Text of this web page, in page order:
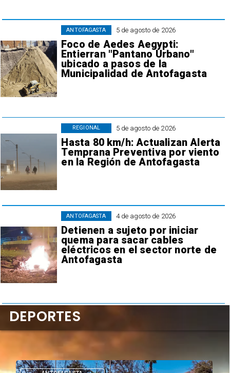
5 de agosto de 2026
Foco de Aedes Aegypti:
Entierran "Pantano Urbano"
ubicado a pasos de la
Municipalidad de Antofagasta
ANTOFAGASTA
5 de agosto de 2026
Hasta 80 km/h: Actualizan Alerta
Temprana Preventiva por viento
en la Región de Antofagasta
REGIONAL
4 de agosto de 2026
Detienen a sujeto por iniciar
quema para sacar cables
eléctricos en el sector norte de
Antofagasta
ANTOFAGASTA
DEPORTES